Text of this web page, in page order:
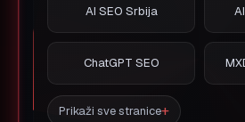
AI SEO Srbija
ChatGPT SEO
Prikaži sve stranice